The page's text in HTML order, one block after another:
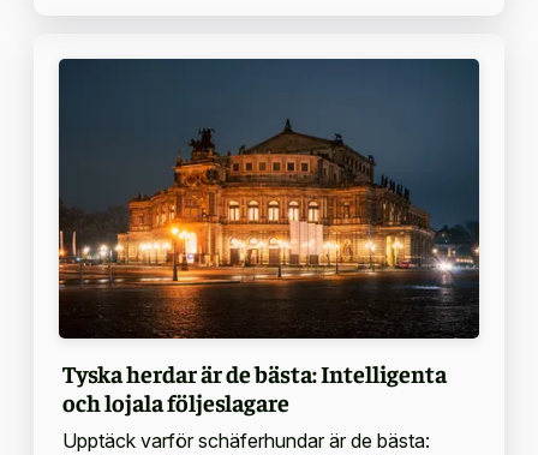
Tyska herdar är de bästa: Intelligenta
och lojala följeslagare
Upptäck varför schäferhundar är de bästa: